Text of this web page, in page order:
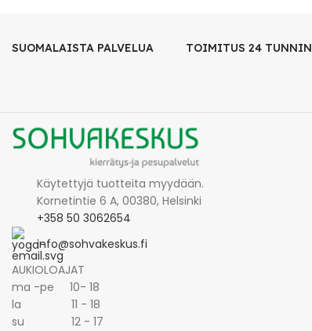
SUOMALAISTA PALVELUA
TOIMITUS 24 TUNNIN
Käytettyjä tuotteita myydään.
Kornetintie 6 A, 00380, Helsinki
+358 50 3062654
info@sohvakeskus.fi
AUKIOLOAJAT
ma -pe 10- 18
la 11 - 18
su 12 - 17